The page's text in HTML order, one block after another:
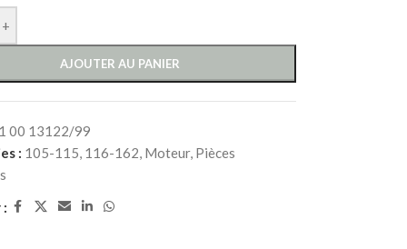
+
AJOUTER AU PANIER
00 13122/99
: 105-115, 116-162, Moteur, Pièces